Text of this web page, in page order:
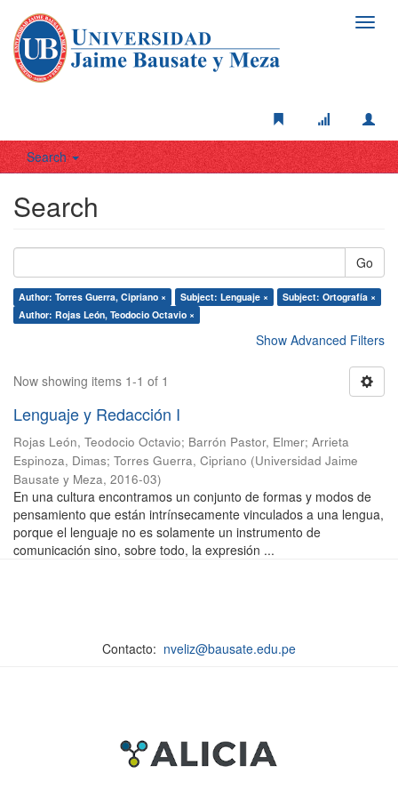
Search
Search
Go
Author: Torres Guerra, Cipriano × Subject: Lenguaje ×
Subject: Ortografía ×
Author: Rojas León, Teodocio Octavio ×
Show Advanced Filters
Now showing items 1-1 of 1
Lenguaje y Redacción I
Rojas León, Teodocio Octavio; Barrón Pastor, Elmer; Arrieta
Espinoza, Dimas; Torres Guerra, Cipriano (Universidad Jaime
Bausate y Meza, 2016-03)
En una cultura encontramos un conjunto de formas y modos de
pensamiento que están intrínsecamente vinculados a una lengua,
porque el lenguaje no es solamente un instrumento de
comunicación sino, sobre todo, la expresión ...
Contacto: nveliz@bausate.edu.pe